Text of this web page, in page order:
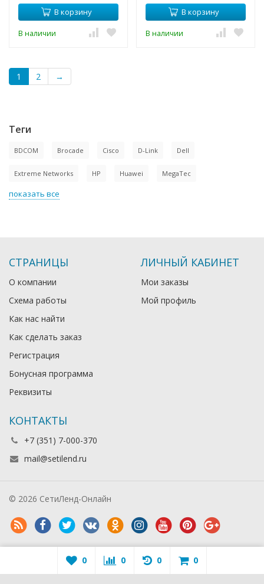
В корзину
В наличии
В корзину
В наличии
1 2 →
Теги
BDCOM Brocade Cisco D-Link Dell
Extreme Networks HP Huawei MegaTec
показать все
СТРАНИЦЫ
О компании
Схема работы
Как нас найти
Как сделать заказ
Регистрация
Бонусная программа
Реквизиты
ЛИЧНЫЙ КАБИНЕТ
Мои заказы
Мой профиль
КОНТАКТЫ
+7 (351) 7-000-370
mail@setilend.ru
© 2026 СетиЛенд-Онлайн
0 0 0 0